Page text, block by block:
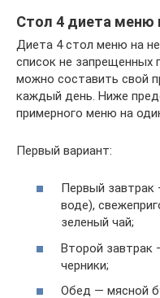
Стол 4 диета меню
Диета 4 стол меню на
список не запрещенных
можно составить свой
каждый день. Ниже
примерного меню на
Первый вариант:
Первый завтрак
воде),
зеленый чай;
Второй завтрак
черники;
Обед — мясной